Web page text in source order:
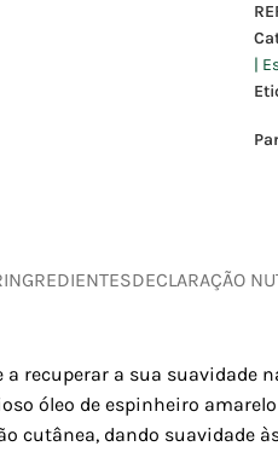
|
INGREDIENTESDECLARAÇÃO
recuperar a sua suavidade
óleo de espinheiro
cutânea, dando suavidade